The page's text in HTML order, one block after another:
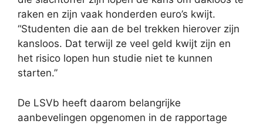
raken en zijn vaak honderden euro’s kwijt.
“Studenten die aan de bel trekken hierover zijn
kansloos. Dat terwijl ze veel geld kwijt zijn en
het risico lopen hun studie niet te kunnen
starten.”
De LSVb heeft daarom belangrijke
aanbevelingen opgenomen in de rapportage